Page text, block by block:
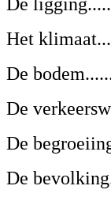
Het
De
De
De
De